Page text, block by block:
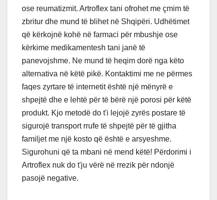
ose reumatizmit. Artroflex tani ofrohet me çmim të
zbritur dhe mund të blihet në Shqipëri. Udhëtimet
që kërkojnë kohë në farmaci për mbushje ose
kërkime medikamentesh tani janë të
panevojshme. Ne mund të heqim dorë nga këto
alternativa në këtë pikë. Kontaktimi me ne përmes
faqes zyrtare të internetit është një mënyrë e
shpejtë dhe e lehtë për të bërë një porosi për këtë
produkt. Kjo metodë do t'i lejojë zyrës postare të
sigurojë transport rrufe të shpejtë për të gjitha
familjet me një kosto që është e arsyeshme.
Sigurohuni që ta mbani në mend këtë! Përdorimi i
Artroflex nuk do t'ju vërë në rrezik për ndonjë
pasojë negative.